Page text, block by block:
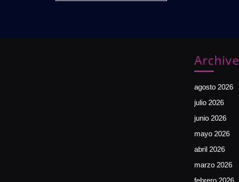
agosto 2026
julio 2026
junio 2026
mayo 2026
abril 2026
marzo 2026
febrero 2026